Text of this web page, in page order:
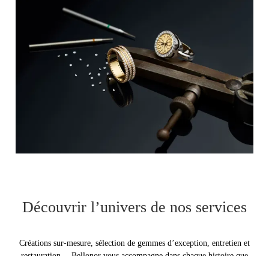
Découvrir l’univers de nos services
Créations sur‑mesure, sélection de gemmes d’exception, entretien et